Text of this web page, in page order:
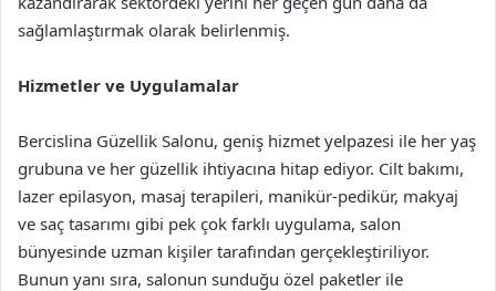
sağlamlaştırmak olarak belirlenmiş.
Hizmetler ve Uygulamalar
Bercislina Güzellik Salonu, geniş hizmet yelpazesi ile her yaş
grubuna ve her güzellik ihtiyacına hitap ediyor. Cilt bakımı,
lazer epilasyon, masaj terapileri, manikür-pedikür, makyaj
ve saç tasarımı gibi pek çok farklı uygulama, salon
bünyesinde uzman kişiler tarafından gerçekleştiriliyor.
Bunun yanı sıra, salonun sunduğu özel paketler ile